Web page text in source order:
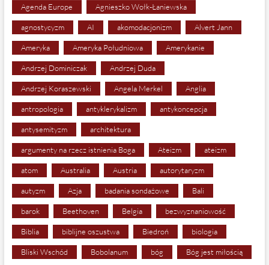
Agenda Europe Agnieszko Wołk-Łaniewska
agnostycyzm AI akomodacjonizm Alvert Jann
Ameryka Ameryka Południowa Amerykanie
Andrzej Dominiczak Andrzej Duda
Andrzej Koraszewski Angela Merkel Anglia
antropologia antyklerykalizm antykoncepcja
antysemityzm architektura
argumenty na rzecz istnienia Boga Ateizm ateizm
atom Australia Austria autorytaryzm
autyzm Azja badania sondażowe Bali
barok Beethoven Belgia bezwyznaniowość
Biblia biblijne oszustwa Biedroń biologia
Bliski Wschód Bobolanum bóg Bóg jest miłością